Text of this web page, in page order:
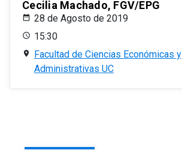
Cecilia Machado, FGV/EPG
28 de Agosto de 2019
15:30
Facultad de Ciencias Económicas y
Administrativas UC